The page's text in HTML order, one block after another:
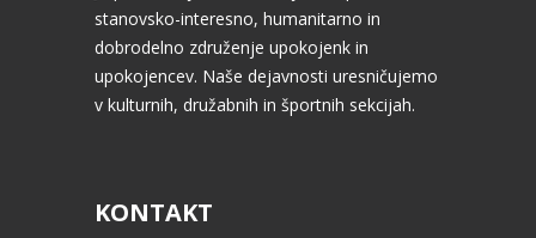
stanovsko-interesno, humanitarno in
dobrodelno združenje upokojenk in
upokojencev. Naše dejavnosti uresničujemo
v kulturnih, družabnih in športnih sekcijah.
KONTAKT